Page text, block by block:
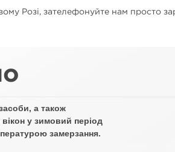
Розі, зателефонуйте нам просто
а також
у зимовий період
замерзання.